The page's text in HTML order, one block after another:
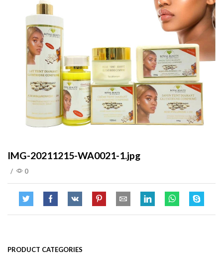
IMG-20211215-WA0021-1.jpg
/ 0
PRODUCT CATEGORIES